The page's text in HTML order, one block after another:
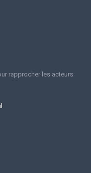
rapprocher les acteurs